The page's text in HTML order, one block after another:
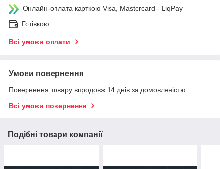
Онлайн-оплата карткою Visa, Mastercard - LiqPay
Готівкою
Всі умови оплати
Умови повернення
Повернення товару впродовж 14 днів за домовленістю
Всі умови повернення
Подібні товари компанії